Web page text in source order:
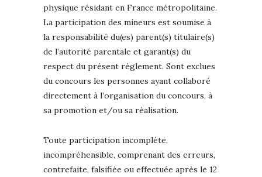
physique résidant en France métropolitaine.
La participation des mineurs est soumise à
la responsabilité du(es) parent(s) titulaire(s)
de l’autorité parentale et garant(s) du
respect du présent règlement. Sont exclues
du concours les personnes ayant collaboré
directement à l’organisation du concours, à
sa promotion et/ou sa réalisation.
Toute participation incomplète,
incompréhensible, comprenant des erreurs,
contrefaite, falsifiée ou effectuée après le 12